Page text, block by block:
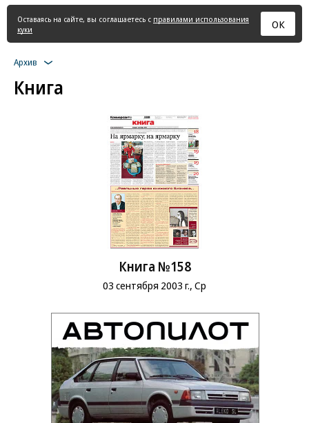
страница
Оставаясь на сайте, вы соглашаетесь с правилами использования
куки
ОК
Архив
Книга
Книга №158
03 сентября 2003 г., Ср